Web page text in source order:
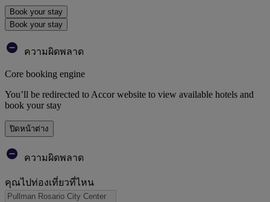
Book your stay
Book your stay
ความผิดพลาด
Core booking engine
You’ll be redirected to Accor website to view available hotels and
book your stay
ปิดหน้าต่าง
ความผิดพลาด
คุณไปท่องเที่ยวที่ไหน